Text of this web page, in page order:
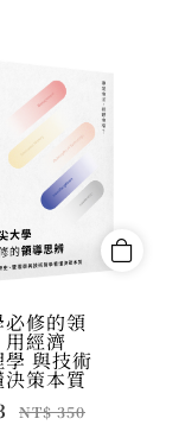
修的領
經濟
學 與技術
策本質
NT$ 350